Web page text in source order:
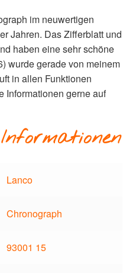
im neuwertigen
Jahren. Das Zifferblatt und
haben eine sehr schöne
wurde gerade von meinem
in allen Funktionen
Informationen gerne auf
Lanco
Chronograph
93001 15